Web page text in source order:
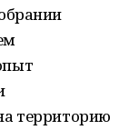
территорию